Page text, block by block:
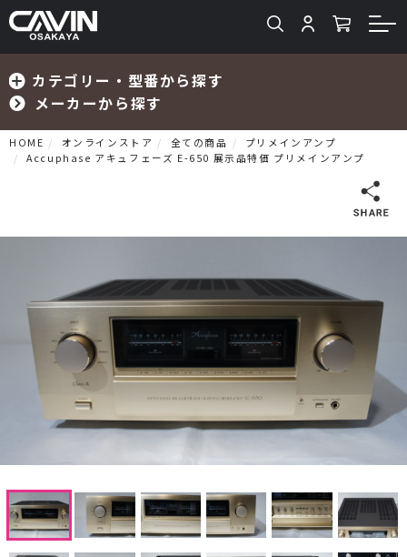
カテゴリー・型番から探す
メーカーから探す
検索
プリメインアンプ
プリアンプ
パワーアンプ
CDプレーヤー・レシーバー
ネットワークプレーヤー・D/Aコンバーター
レコードプレーヤー
HOME オンラインストア 全ての商品
プリメインアンプ
Accuphase アキュフェーズ E-650 展示品特価 プリメインアンプ